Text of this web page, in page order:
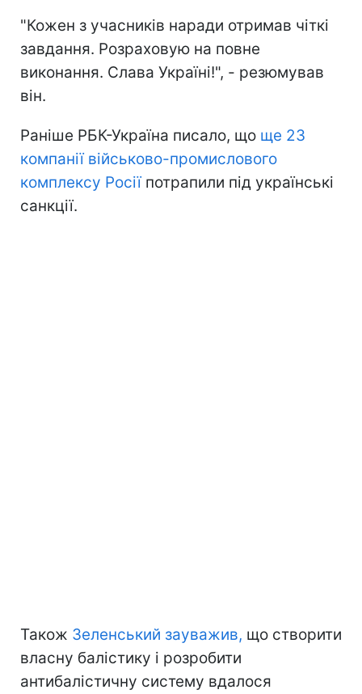
"Кожен з учасників наради отримав чіткі
завдання. Розраховую на повне
виконання. Слава Україні!", - резюмував
він.
Раніше РБК-Україна писало, що ще 23
компанії військово-промислового
комплексу Росіїпотрапили під українські
санкції.
Також Зеленський зауважив, що створити
власну балістику і розробити
антибалістичну систему вдалося